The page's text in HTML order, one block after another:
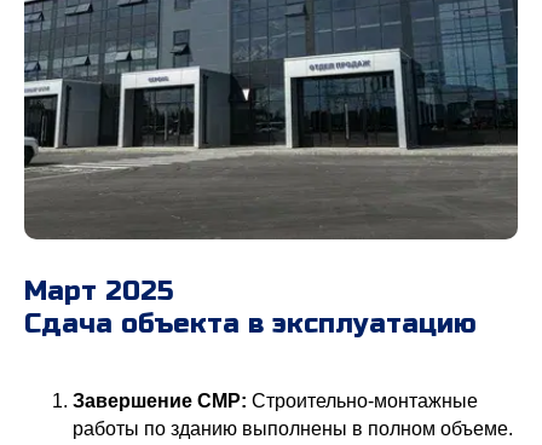
Март 2025
Сдача объекта в эксплуатацию
Завершение СМР: Строительно-монтажные
работы по зданию выполнены в полном объеме.